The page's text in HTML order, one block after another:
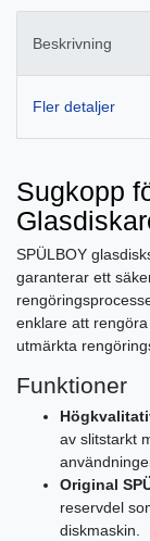
Beskrivning
Fler detaljer
Sugkopp
SPÜLBOY
garanterar ett
enklare att
utmärkta
Funktioner
av slitstarkt
Original
reservdel
diskmaskin.